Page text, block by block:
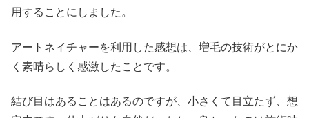
用することにしました。
アートネイチャーを利用した感想は、増毛の技術がとにか
く素晴らしく感激したことです。
結び目はあることはあるのですが、小さくて目立たず、想